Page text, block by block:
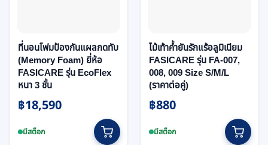
ที่นอนโฟมป้องกันแผลกดทับ
(Memory Foam) ยี่ห้อ
FASICARE รุ่น EcoFlex
หนา 3 ชั้น
฿18,590
มีสต็อก
ไม้เท้าค้ำยันรักแร้อลูมิเนียม
FASICARE รุ่น FA-007,
008, 009 Size S/M/L
(ราคาต่อคู่)
฿880
มีสต็อก
product